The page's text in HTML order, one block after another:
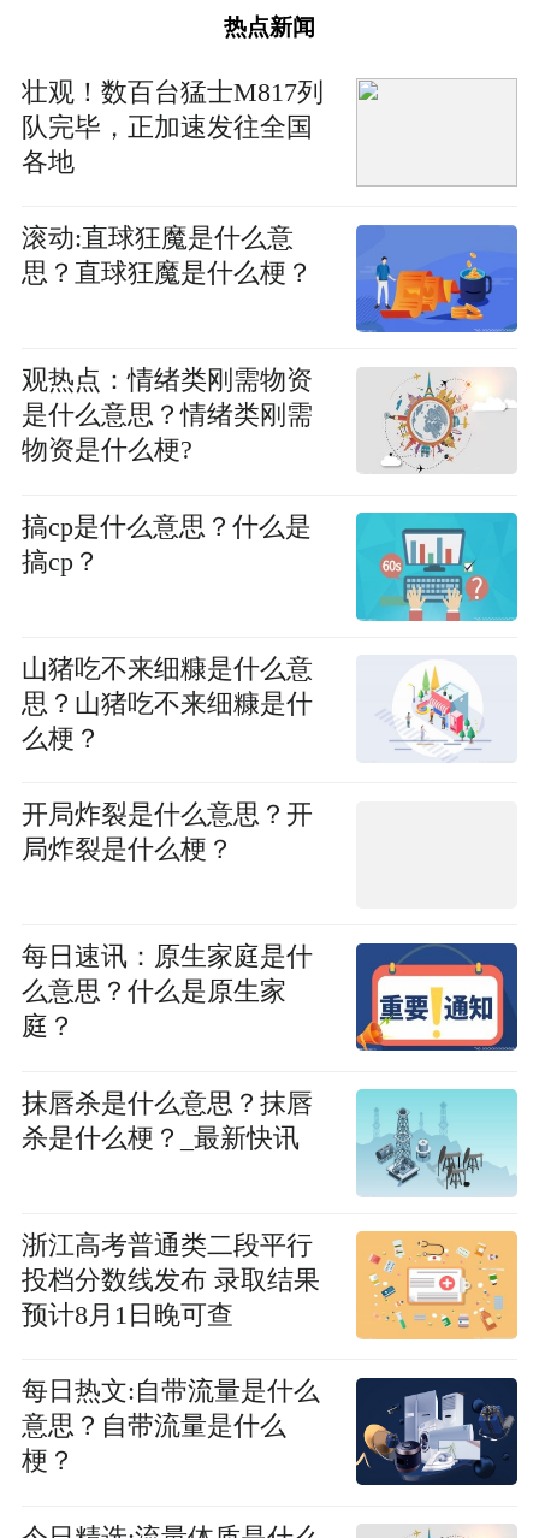
热点新闻
壮观！数百台猛士M817列
队完毕，正加速发往全国
各地
滚动:直球狂魔是什么意
思？直球狂魔是什么梗？
观热点：情绪类刚需物资
是什么意思？情绪类刚需
物资是什么梗?
搞cp是什么意思？什么是
搞cp？
山猪吃不来细糠是什么意
思？山猪吃不来细糠是什
么梗？
开局炸裂是什么意思？开
局炸裂是什么梗？
每日速讯：原生家庭是什
么意思？什么是原生家
庭？
抹唇杀是什么意思？抹唇
杀是什么梗？_最新快讯
浙江高考普通类二段平行
投档分数线发布 录取结果
预计8月1日晚可查
每日热文:自带流量是什么
意思？自带流量是什么
梗？